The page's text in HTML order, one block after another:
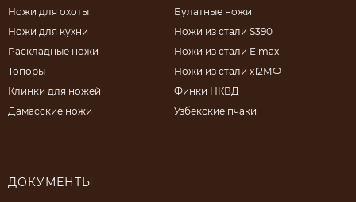
Ножи для охоты
Ножи для кухни
Раскладные ножи
Топоры
Клинки для ножей
Дамасские ножи
Булатные ножи
Ножи из стали S390
Ножи из стали Elmax
Ножи из стали х12МФ
Финки НКВД
Узбекские пчаки
ДОКУМЕНТЫ